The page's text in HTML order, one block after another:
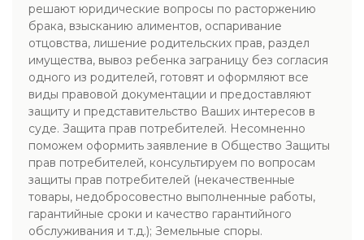
решают юридические вопросы по расторжению
брака, взысканию алиментов, оспаривание
отцовства, лишение родительских прав, раздел
имущества, вывоз ребенка заграницу без согласия
одного из родителей, готовят и оформляют все
виды правовой документации и предоставляют
защиту и представительство Ваших интересов в
суде. Защита прав потребителей. Несомненно
поможем оформить заявление в Общество Защиты
прав потребителей, консультируем по вопросам
защиты прав потребителей (некачественные
товары, недобросовестно выполненные работы,
гарантийные сроки и качество гарантийного
обслуживания и т.д.); Земельные споры.